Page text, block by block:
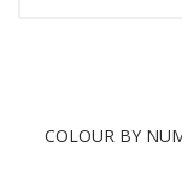
COLOUR ΒΥ